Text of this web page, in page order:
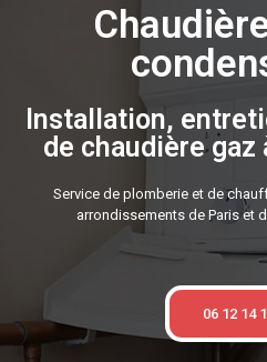
Installation,
de chaudière gaz
Service de plomberie et de
arrondissements de Paris et
06 12 14